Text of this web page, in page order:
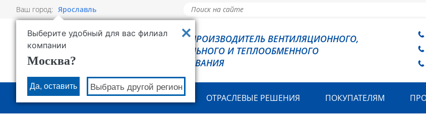
Ваш город: Ярославль
Выберите удобный для вас филиал
компании
Москва?
Да, оставить Выбрать другой регион
РОВЕН - ПРОИЗВОДИТЕЛЬ ВЕНТИЛЯЦИОННОГО,
ХОЛОДИЛЬНОГО И ТЕПЛООБМЕННОГО
ОБОРУДОВАНИЯ
О КОМПАНИИ ПРОДУКЦИЯ ОТРАСЛЕВЫЕ РЕШЕНИЯ ПОКУПАТЕЛЯМ